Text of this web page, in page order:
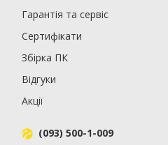
Гарантія та сервіс
Сертифікати
Збірка ПК
Відгуки
Акції
(093) 500-1-009